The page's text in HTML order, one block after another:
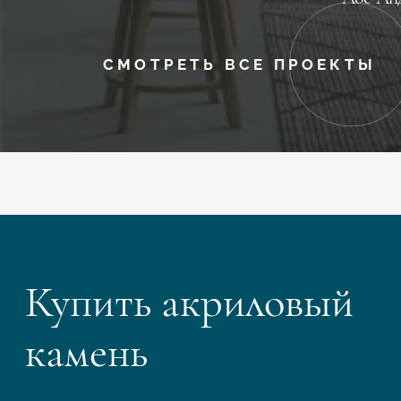
СМОТРЕТЬ ВСЕ ПРОЕКТЫ
Купить акриловый
камень